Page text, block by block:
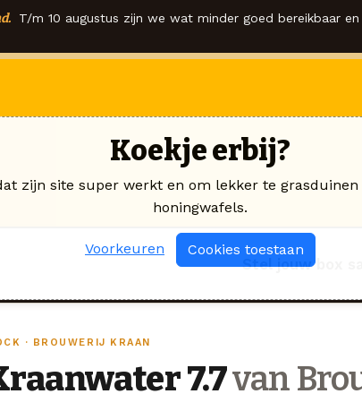
T/m 10 augustus zijn we wat minder goed bereikbaar
Stel jouw box
· BROUWERIJ KRAAN
7.7van
Koekje erbij?
zijn site super werkt en om lekker te
honingwafels.
Voorkeuren Cookies toestaan